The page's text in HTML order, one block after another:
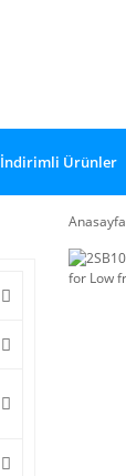
İndirimli Ürünler
Anasayfa